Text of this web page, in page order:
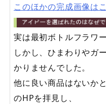
このほかの完成画像は
実は最初ボトルフラワ
しかし、ひまわりやガ
かりませんでした。
他に良い商品はないか
のHPを拝見し、